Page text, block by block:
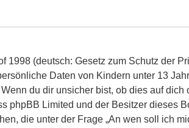
(deutsch: Gesetz zum Schutz der
Daten von Kindern unter 13
du dir unsicher bist, ob dies auf
phpBB Limited und der Besitzer dieses
die unter der Frage „An wen soll ich